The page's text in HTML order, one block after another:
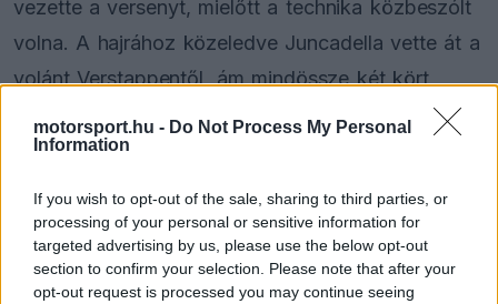
motorsport.hu - Do Not Process My Personal
Information
If you wish to opt-out of the sale, sharing to third parties, or
processing of your personal or sensitive information for
targeted advertising by us, please use the below opt-out
section to confirm your selection. Please note that after your
opt-out request is processed you may continue seeing
vezette a versenyt, mielőtt a technika közbeszólt
volna. A hajrához közeledve Juncadella vette át a
volánt Verstappentől, ám mindössze két kört
tudott teljesíteni, mielőtt vissza kellett térnie a
bokszba.
This
is
The media could not be loaded, either because
the server or network failed or because the format
is not supported.